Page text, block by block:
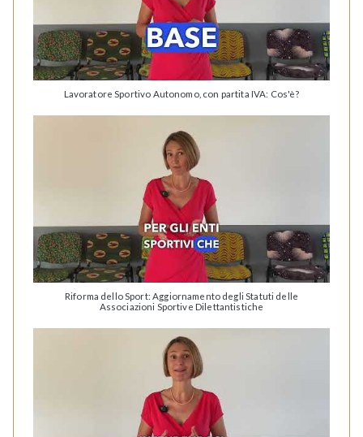
Lavoratore Sportivo Autonomo, con partita IVA: Cos'è?
Riforma dello Sport: Aggiornamento degli Statuti delle
Associazioni Sportive Dilettantistiche